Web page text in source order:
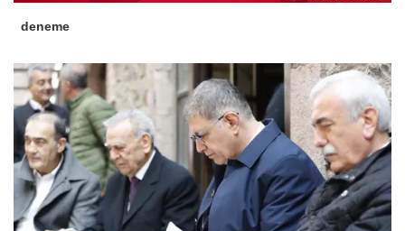
deneme